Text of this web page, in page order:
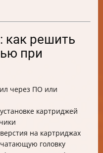
как решить
при
через ПО или
картриджей
на картриджах
головку